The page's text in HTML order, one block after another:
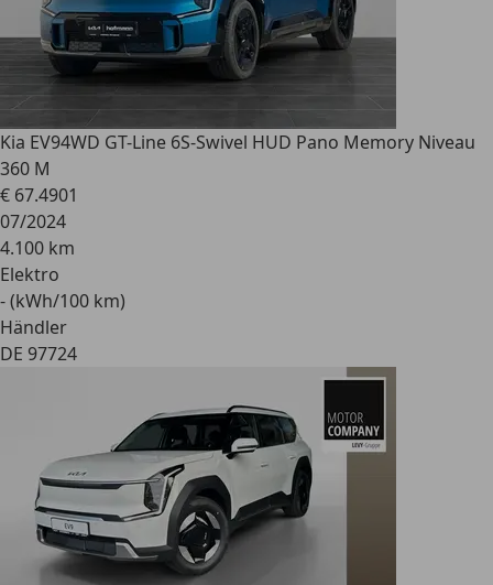
Kia EV94WD GT-Line 6S-Swivel HUD Pano Memory Niveau
360 M
€ 67.4901
07/2024
4.100 km
Elektro
- (kWh/100 km)
Händler
DE 97724